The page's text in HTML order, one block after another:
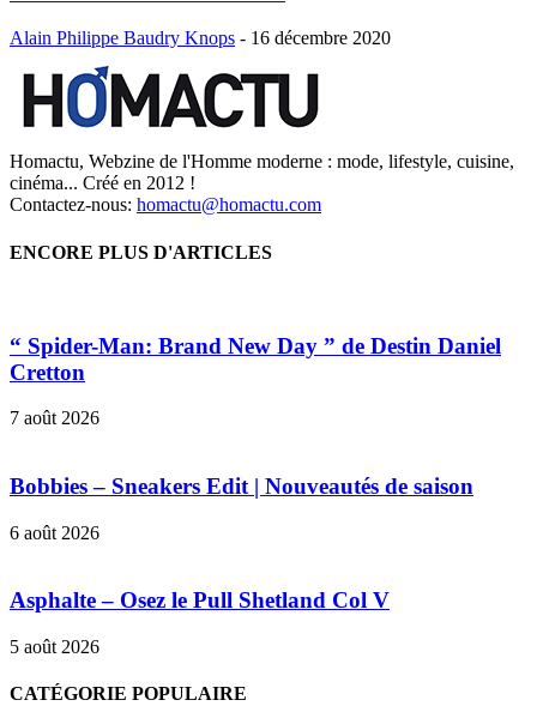
Alain Philippe Baudry Knops - 16 décembre 2020
Homactu, Webzine de l'Homme moderne : mode, lifestyle, cuisine,
cinéma... Créé en 2012 !
Contactez-nous: homactu@homactu.com
ENCORE PLUS D'ARTICLES
“ Spider-Man: Brand New Day ” de Destin Daniel
Cretton
7 août 2026
Bobbies – Sneakers Edit | Nouveautés de saison
6 août 2026
Asphalte – Osez le Pull Shetland Col V
5 août 2026
CATÉGORIE POPULAIRE